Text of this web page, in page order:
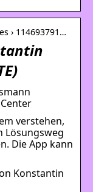
› 114693791…
Center
verstehen,
Lösungsweg
Die App kann
Konstantin